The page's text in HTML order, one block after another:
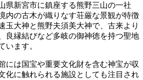
県新宮市に鎮座する熊野三山の一社
内の古木が織りなす荘厳な景観が特徴
玉大神と熊野夫須美大神で、古来より
良縁結びなど多岐の御神徳を持つ聖地
います。
には国宝や重要文化財を含む神宝が収
化に触れられる施設としても注目され